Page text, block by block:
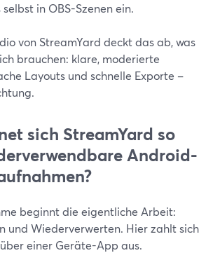
in OBS-Szenen ein.
von StreamYard deckt das ab, was
brauchen: klare, moderierte
Layouts und schnelle Exporte –
sich StreamYard so
Android-
beginnt die eigentliche Arbeit:
und Wiederverwerten. Hier zahlt sich
einer Geräte-App aus.